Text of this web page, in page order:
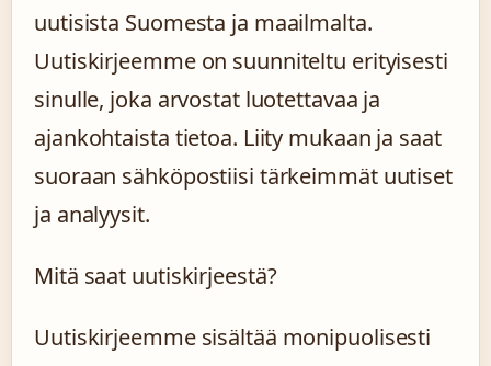
uutisista Suomesta ja maailmalta.
Uutiskirjeemme on suunniteltu erityisesti
sinulle, joka arvostat luotettavaa ja
ajankohtaista tietoa. Liity mukaan ja saat
suoraan sähköpostiisi tärkeimmät uutiset
ja analyysit.
Mitä saat uutiskirjeestä?
Uutiskirjeemme sisältää monipuolisesti